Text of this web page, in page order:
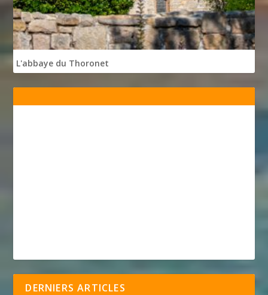
L'abbaye du Thoronet
DERNIERS ARTICLES